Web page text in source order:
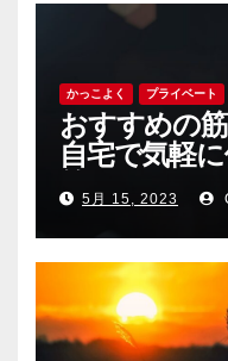
かっこよく プライベート
おすすめの
自宅で気軽
筋トレグッツ
5月 15, 2023